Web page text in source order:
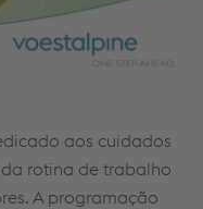
aos cuidados
rotina de trabalho
A programação